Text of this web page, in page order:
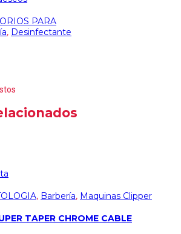
PARA
, Desinfectante
, Barbería, Maquinas Clipper
TAPER CHROME CABLE